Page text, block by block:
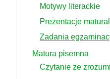
Motywy literackie
Prezentacje
Zadania
Matura pisemna
Czytanie ze